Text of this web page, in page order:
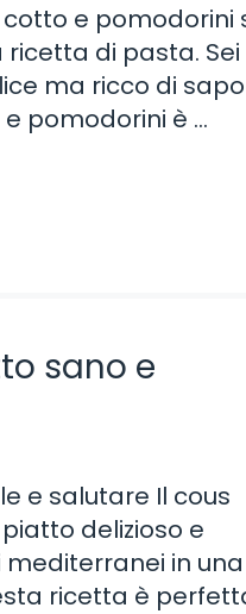
e pomodorini
di pasta. Sei
ma ricco di
pomodorini è …
sano e
e salutare Il cous
delizioso e
in una
ricetta è